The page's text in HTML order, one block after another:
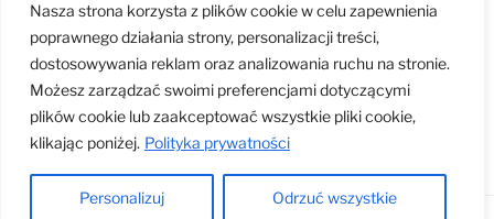
Nasza strona korzysta z plików cookie w celu zapewnienia
poprawnego działania strony, personalizacji treści,
dostosowywania reklam oraz analizowania ruchu na stronie.
Możesz zarządzać swoimi preferencjami dotyczącymi
plików cookie lub zaakceptować wszystkie pliki cookie,
klikając poniżej. Polityka prywatności
Personalizuj Odrzuć wszystkie